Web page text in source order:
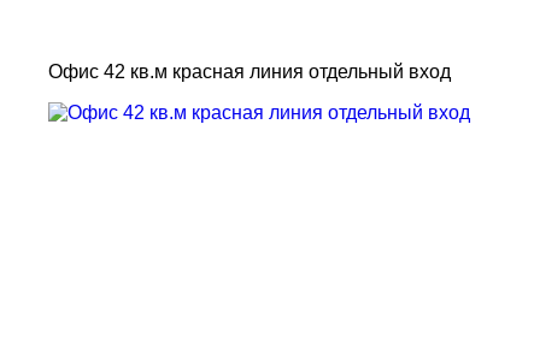
Офис 42 кв.м красная линия отдельный вход